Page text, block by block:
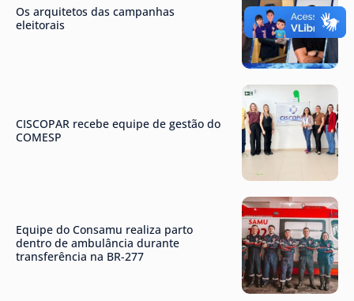
Os arquitetos das campanhas
eleitorais
CISCOPAR recebe equipe de gestão do
COMESP
Equipe do Consamu realiza parto
dentro de ambulância durante
transferência na BR-277